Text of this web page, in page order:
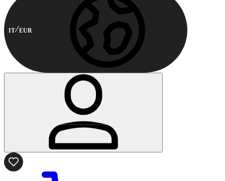
IT EUR